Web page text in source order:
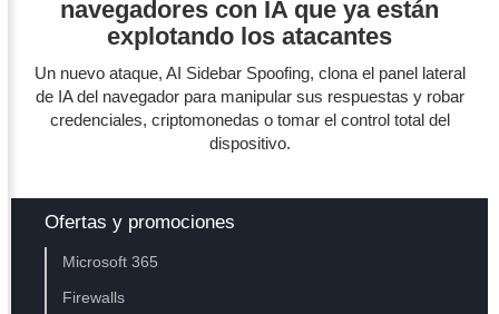
navegadores con IA que ya están
explotando los atacantes
Un nuevo ataque, AI Sidebar Spoofing, clona el panel lateral
de IA del navegador para manipular sus respuestas y robar
credenciales, criptomonedas o tomar el control total del
dispositivo.
Ofertas y promociones
Microsoft 365
Firewalls